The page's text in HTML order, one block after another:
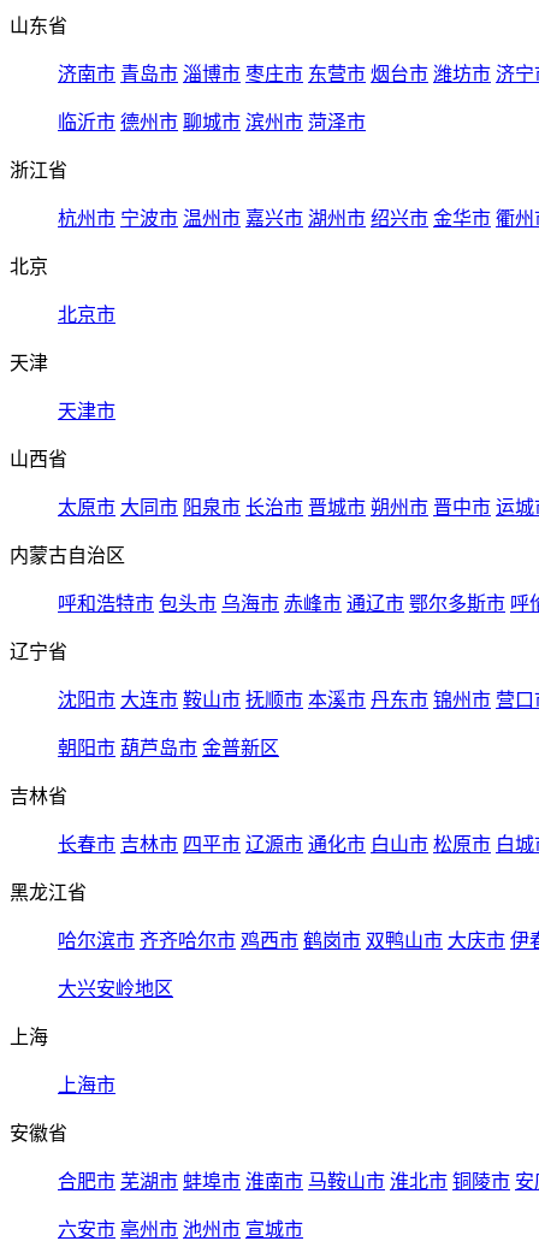
山东省
济南市 青岛市 淄博市 枣庄市 东营市 烟台市 潍坊市 济宁
临沂市 德州市 聊城市 滨州市 菏泽市
浙江省
杭州市 宁波市 温州市 嘉兴市 湖州市 绍兴市 金华市 衢州
北京
北京市
天津
天津市
山西省
太原市 大同市 阳泉市 长治市 晋城市 朔州市 晋中市 运城
内蒙古自治区
呼和浩特市 包头市 乌海市 赤峰市 通辽市 鄂尔多斯市 呼
辽宁省
沈阳市 大连市 鞍山市 抚顺市 本溪市 丹东市 锦州市 营口
朝阳市 葫芦岛市 金普新区
吉林省
长春市 吉林市 四平市 辽源市 通化市 白山市 松原市 白城
黑龙江省
哈尔滨市 齐齐哈尔市 鸡西市 鹤岗市 双鸭山市 大庆市 伊
大兴安岭地区
上海
上海市
安徽省
合肥市 芜湖市 蚌埠市 淮南市 马鞍山市 淮北市 铜陵市 安
六安市 亳州市 池州市 宣城市